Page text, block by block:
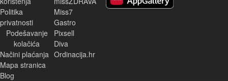
Politika
privatnosti
Podešavanje
kolačića
Načini plaćanja
Mapa stranica
Blog
Miss7
Gastro
Pixsell
Diva
Ordinacija.hr